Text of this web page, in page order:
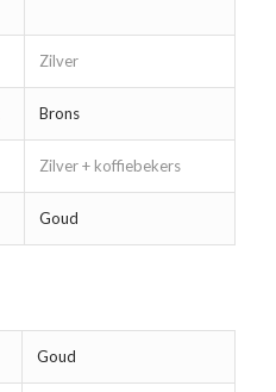
Zilver
Brons
Zilver + koffiebekers
Goud
Goud